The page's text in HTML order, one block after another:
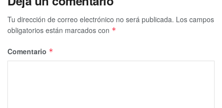
Tu dirección de correo electrónico no será publicada. Los campos
obligatorios están marcados con *
Comentario *